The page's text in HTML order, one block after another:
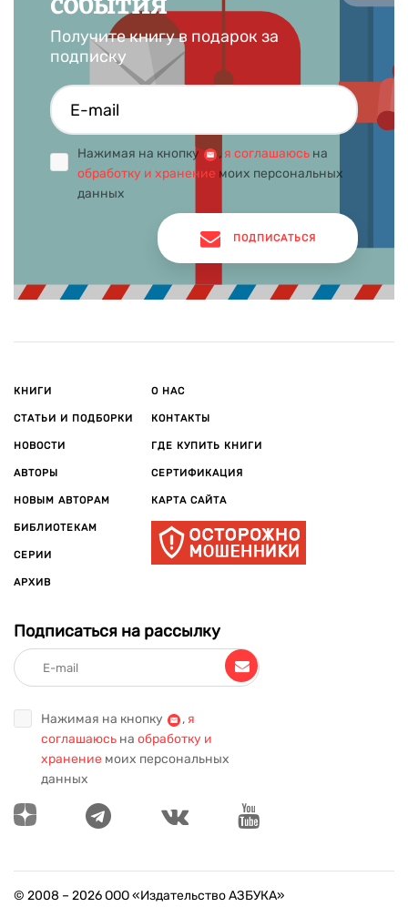
Получите книгу в подарок за
подписку
Нажимая на кнопку , я соглашаюсь на
обработку и хранение моих персональных
данных
ПОДПИСАТЬСЯ
КНИГИ
СТАТЬИ И ПОДБОРКИ
НОВОСТИ
АВТОРЫ
НОВЫМ АВТОРАМ
БИБЛИОТЕКАМ
СЕРИИ
АРХИВ
О НАС
КОНТАКТЫ
ГДЕ КУПИТЬ КНИГИ
СЕРТИФИКАЦИЯ
КАРТА САЙТА
Подписаться на рассылку
Нажимая на кнопку , я
соглашаюсь на обработку и
хранение моих персональных
данных
© 2008 – 2026ООО «Издательство АЗБУКА»